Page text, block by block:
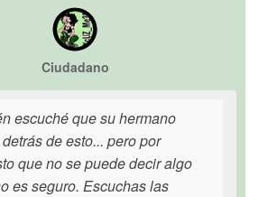
Ciudadano
escuché que su hermano
de esto... pero por
que no se puede decir algo
es seguro. Escuchas las